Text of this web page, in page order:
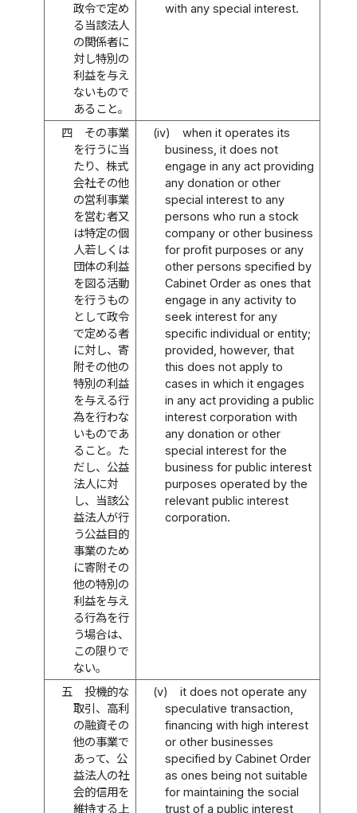
政令で定め
る当該法人
の関係者に
対し特別の
利益を与え
ないもので
あること。
with any special interest.
四
その事業
を行うに当
たり、株式
会社その他
の営利事業
を営む者又
は特定の個
人若しくは
団体の利益
を図る活動
を行うもの
として政令
で定める者
に対し、寄
附その他の
特別の利益
を与える行
為を行わな
いものであ
ること。た
だし、公益
法人に対
し、当該公
益法人が行
う公益目的
事業のため
に寄附その
他の特別の
利益を与え
る行為を行
う場合は、
この限りで
ない。
(iv)
when it operates its
business, it does not
engage in any act providing
any donation or other
special interest to any
persons who run a stock
company or other business
for profit purposes or any
other persons specified by
Cabinet Order as ones that
engage in any activity to
seek interest for any
specific individual or entity;
provided, however, that
this does not apply to
cases in which it engages
in any act providing a public
interest corporation with
any donation or other
special interest for the
business for public interest
purposes operated by the
relevant public interest
corporation.
五
投機的な
取引、高利
の融資その
他の事業で
あって、公
益法人の社
会的信用を
維持する上
(v)
it does not operate any
speculative transaction,
financing with high interest
or other businesses
specified by Cabinet Order
as ones being not suitable
for maintaining the social
trust of a public interest